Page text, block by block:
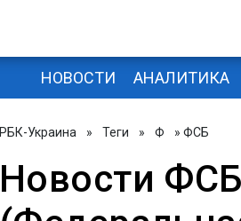
НОВОСТИ АНАЛИТИКА
РБК-Украина » Теги » Ф » ФСБ
Новости